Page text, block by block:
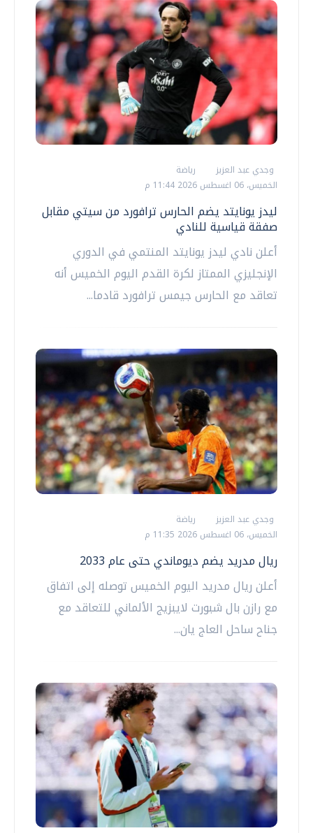
وجدي عبد العزيز
رياضة
الخميس، 06 اغسطس 2026 11:44 م
ليدز يونايتد يضم الحارس ترافورد من سيتي مقابل
صفقة قياسية للنادي
أعلن نادي ليدز يونايتد المنتمي في الدوري
الإنجليزي الممتاز لكرة القدم اليوم الخميس أنه
تعاقد مع الحارس جيمس ترافورد قادما...
وجدي عبد العزيز
رياضة
الخميس، 06 اغسطس 2026 11:35 م
ريال مدريد يضم ديوماندي حتى عام 2033
أعلن ريال مدريد اليوم الخميس توصله إلى اتفاق
مع رازن بال شبورت لايبزيج الألماني للتعاقد مع
جناح ساحل العاج يان...